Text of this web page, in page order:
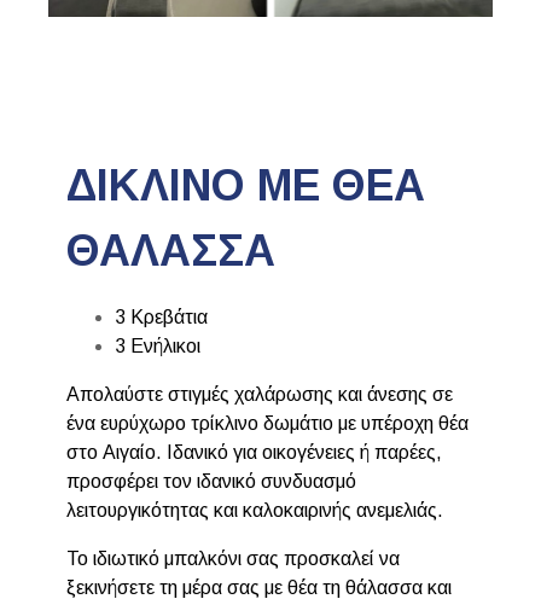
ΔΙΚΛΙΝΟ ΜΕ ΘΕΑ
ΘΑΛΑΣΣΑ
3 Κρεβάτια
3 Ενήλικοι
Απολαύστε στιγμές χαλάρωσης και άνεσης σε
ένα ευρύχωρο τρίκλινο δωμάτιο με υπέροχη θέα
στο Αιγαίο. Ιδανικό για οικογένειες ή παρέες,
προσφέρει τον ιδανικό συνδυασμό
λειτουργικότητας και καλοκαιρινής ανεμελιάς.
Το ιδιωτικό μπαλκόνι σας προσκαλεί να
ξεκινήσετε τη μέρα σας με θέα τη θάλασσα και